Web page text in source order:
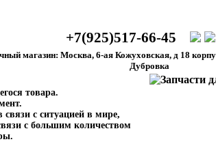
+7(925)517-66-45
магазин: Москва, 6-ая Кожуховская, д 18
Дубровка
товара.
с ситуацией в мире,
с большим количеством